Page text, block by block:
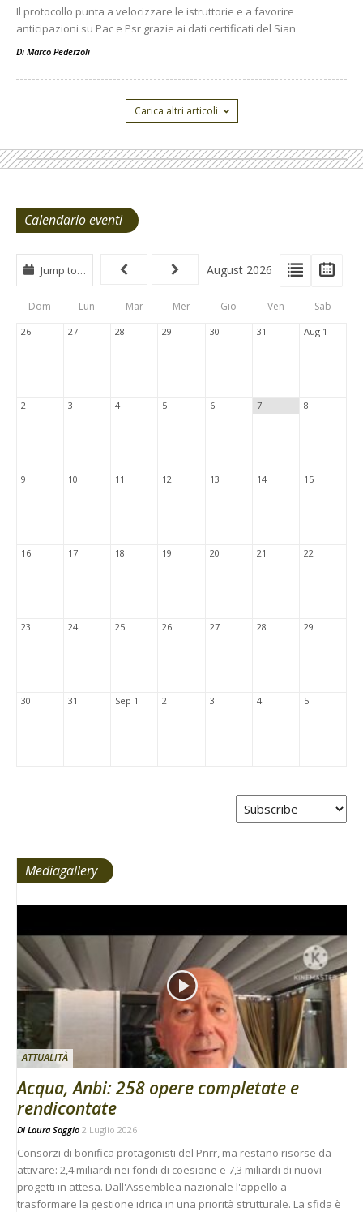
Il protocollo punta a velocizzare le istruttorie e a favorire
anticipazioni su Pac e Psr grazie ai dati certificati del Sian
Di Marco Pederzoli
Carica altri articoli
Calendario eventi
View
Type
Tabs
View
List
Jump to… August 2026
Dom Lun Mar Mer Gio Ven Sab
26 27 28 29 30 31 Aug 1
2 3 4 5 6 7 8
9 10 11 12 13 14 15
16 17 18 19 20 21 22
23 24 25 26 27 28 29
30 31 Sep 1 2 3 4 5
Mediagallery
ATTUALITÀ
Acqua, Anbi: 258 opere completate e
rendicontate
Di Laura Saggio 2 Luglio 2026
Consorzi di bonifica protagonisti del Pnrr, ma restano risorse da
attivare: 2,4 miliardi nei fondi di coesione e 7,3 miliardi di nuovi
progetti in attesa. Dall'Assemblea nazionale l'appello a
trasformare la gestione idrica in una priorità strutturale. La sfida è